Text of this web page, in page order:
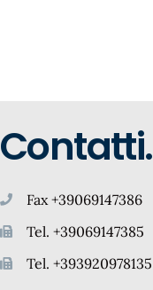
Contatti.
Fax +39069147386
Tel. +39069147385
Tel. +393920978135